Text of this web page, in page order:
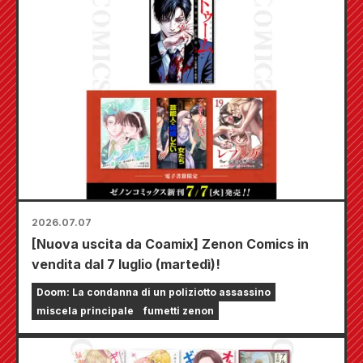
2026.07.07
[Nuova uscita da Coamix] Zenon Comics in
vendita dal 7 luglio (martedì)!
Doom: La condanna di un poliziotto assassino
miscela principale
fumetti zenon